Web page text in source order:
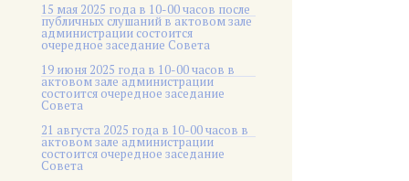
15 мая 2025 года в 10-00 часов после
публичных слушаний в актовом зале
администрации состоится
очередное заседание Совета
19 июня 2025 года в 10-00 часов в
актовом зале администрации
состоится очередное заседание
Совета
21 августа 2025 года в 10-00 часов в
актовом зале администрации
состоится очередное заседание
Совета